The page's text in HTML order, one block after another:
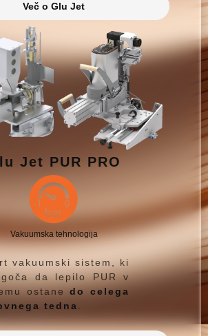
Več o Glu Jet
Jet PUR PRO
Vakuumska tehnologija
vakuumski sistem, ki
da lepilo PUR v
ostanedo celega
tedna.